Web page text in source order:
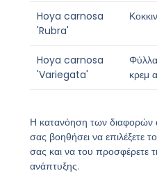
Hoya carnosa
'Rubra'
Hoya carnosa
'Variegata'
κρεμ
Η κατανόηση των διαφορών
σας βοηθήσει να επιλέξετε
σας και να του προσφέρετε
ανάπτυξης.